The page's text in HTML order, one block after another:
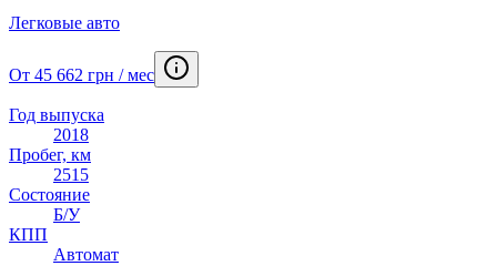
Легковые авто
От 45 662 грн / мес
Год выпуска
2018
Пробег, км
2515
Состояние
Б/У
КПП
Автомат